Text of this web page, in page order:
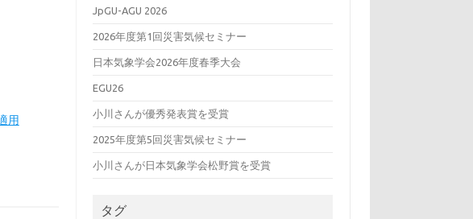
用
JpGU-AGU 2026
2026年度第1回災害気候セミナー
日本気象学会2026年度春季大会
EGU26
小川さんが優秀発表賞を受賞
2025年度第5回災害気候セミナー
小川さんが日本気象学会松野賞を受賞
タグ